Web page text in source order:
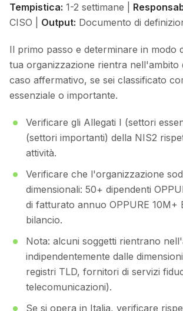
Tempistica: 1-2 settimane |
CISO | Output: Documento di
Il primo passo e determinare in modo
tua organizzazione rientra nell'ambito
caso affermativo, se sei classificato
essenziale o importante.
Verificare gli Allegati I (settori
(settori importanti) della NIS2
attività.
Verificare che l'organizzazione
dimensionali: 50+ dipendenti
di fatturato annuo OPPURE 10M+
bilancio.
Nota: alcuni soggetti rientrano
indipendentemente dalle
registri TLD, fornitori di servizi
telecomunicazioni).
Se si opera in Italia, verificare